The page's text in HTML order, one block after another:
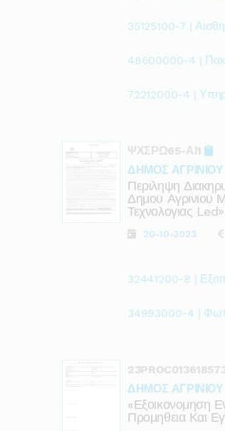
35125100-7 |
48600000-4 |
72212000-4 |
ΨΧΣΡΩ65-ΑΙ1
ΔΗΜΟΣ ΑΓΡΙΝΙΟΥ
Περιληψη
Δημου Αγρινιου
Τεχνολογιας
20-10-2023
32441200-8 |
34993000-4 |
ΔΗΜΟΣ ΑΓΡΙΝΙΟΥ
«εξοικονομηση
Προμηθεια Και